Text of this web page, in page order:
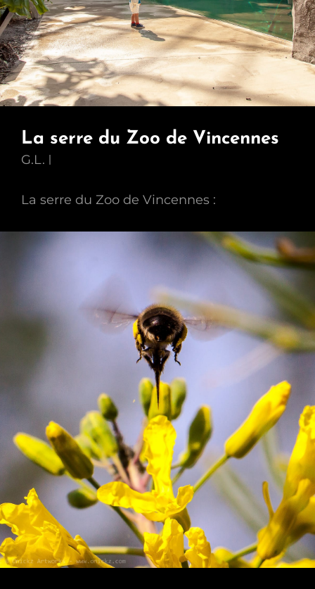
La serre du Zoo de Vincennes
G.L.
La serre du Zoo de Vincennes :